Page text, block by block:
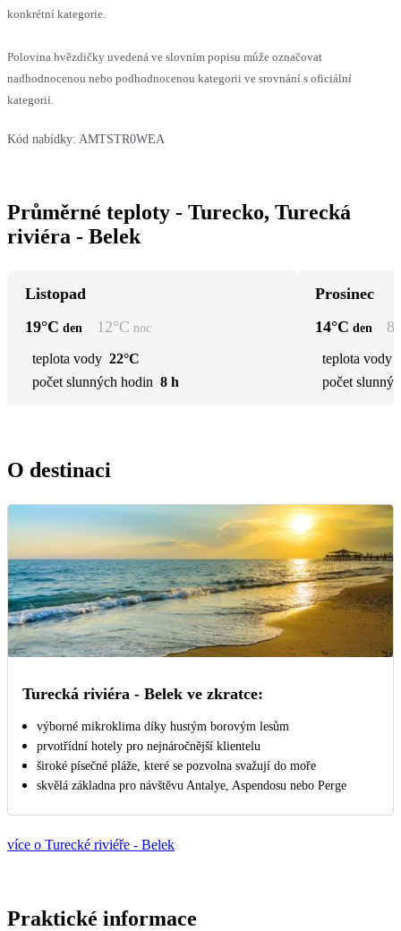
konkrétní kategorie.
Polovina hvězdičky uvedená ve slovním popisu může označovat
nadhodnocenou nebo podhodnocenou kategorii ve srovnání s oficiální
kategorií.
Kód nabídky: AMTSTR0WEA
Průměrné teploty - Turecko, Turecká
riviéra - Belek
Listopad
19°C den 12°C noc
teplota vody 22°C
počet slunných hodin 8 h
Prosinec
14°C den 8
teplota vody
počet
O destinaci
Turecká riviéra - Belek ve zkratce:
výborné mikroklima díky hustým borovým lesům
prvotřídní hotely pro nejnáročnější klientelu
široké písečné pláže, které se pozvolna svažují do moře
skvělá základna pro návštěvu Antalye, Aspendosu nebo Perge
více o Turecké riviéře - Belek
Praktické informace